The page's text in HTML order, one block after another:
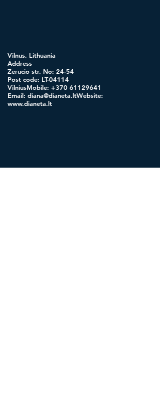
Vilnus, Lithuania
Address
Zerucio str. No: 24-54
Post code: LT-04114
VilniusMobile: +370 61129641
Email: diana@dianeta.ltWebsite:
www.dianeta.lt